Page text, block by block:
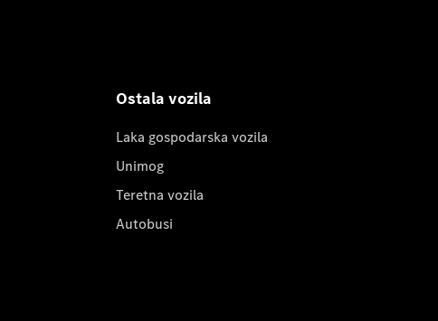
Ostala vozila
Laka gospodarska vozila
Unimog
Teretna vozila
Autobusi